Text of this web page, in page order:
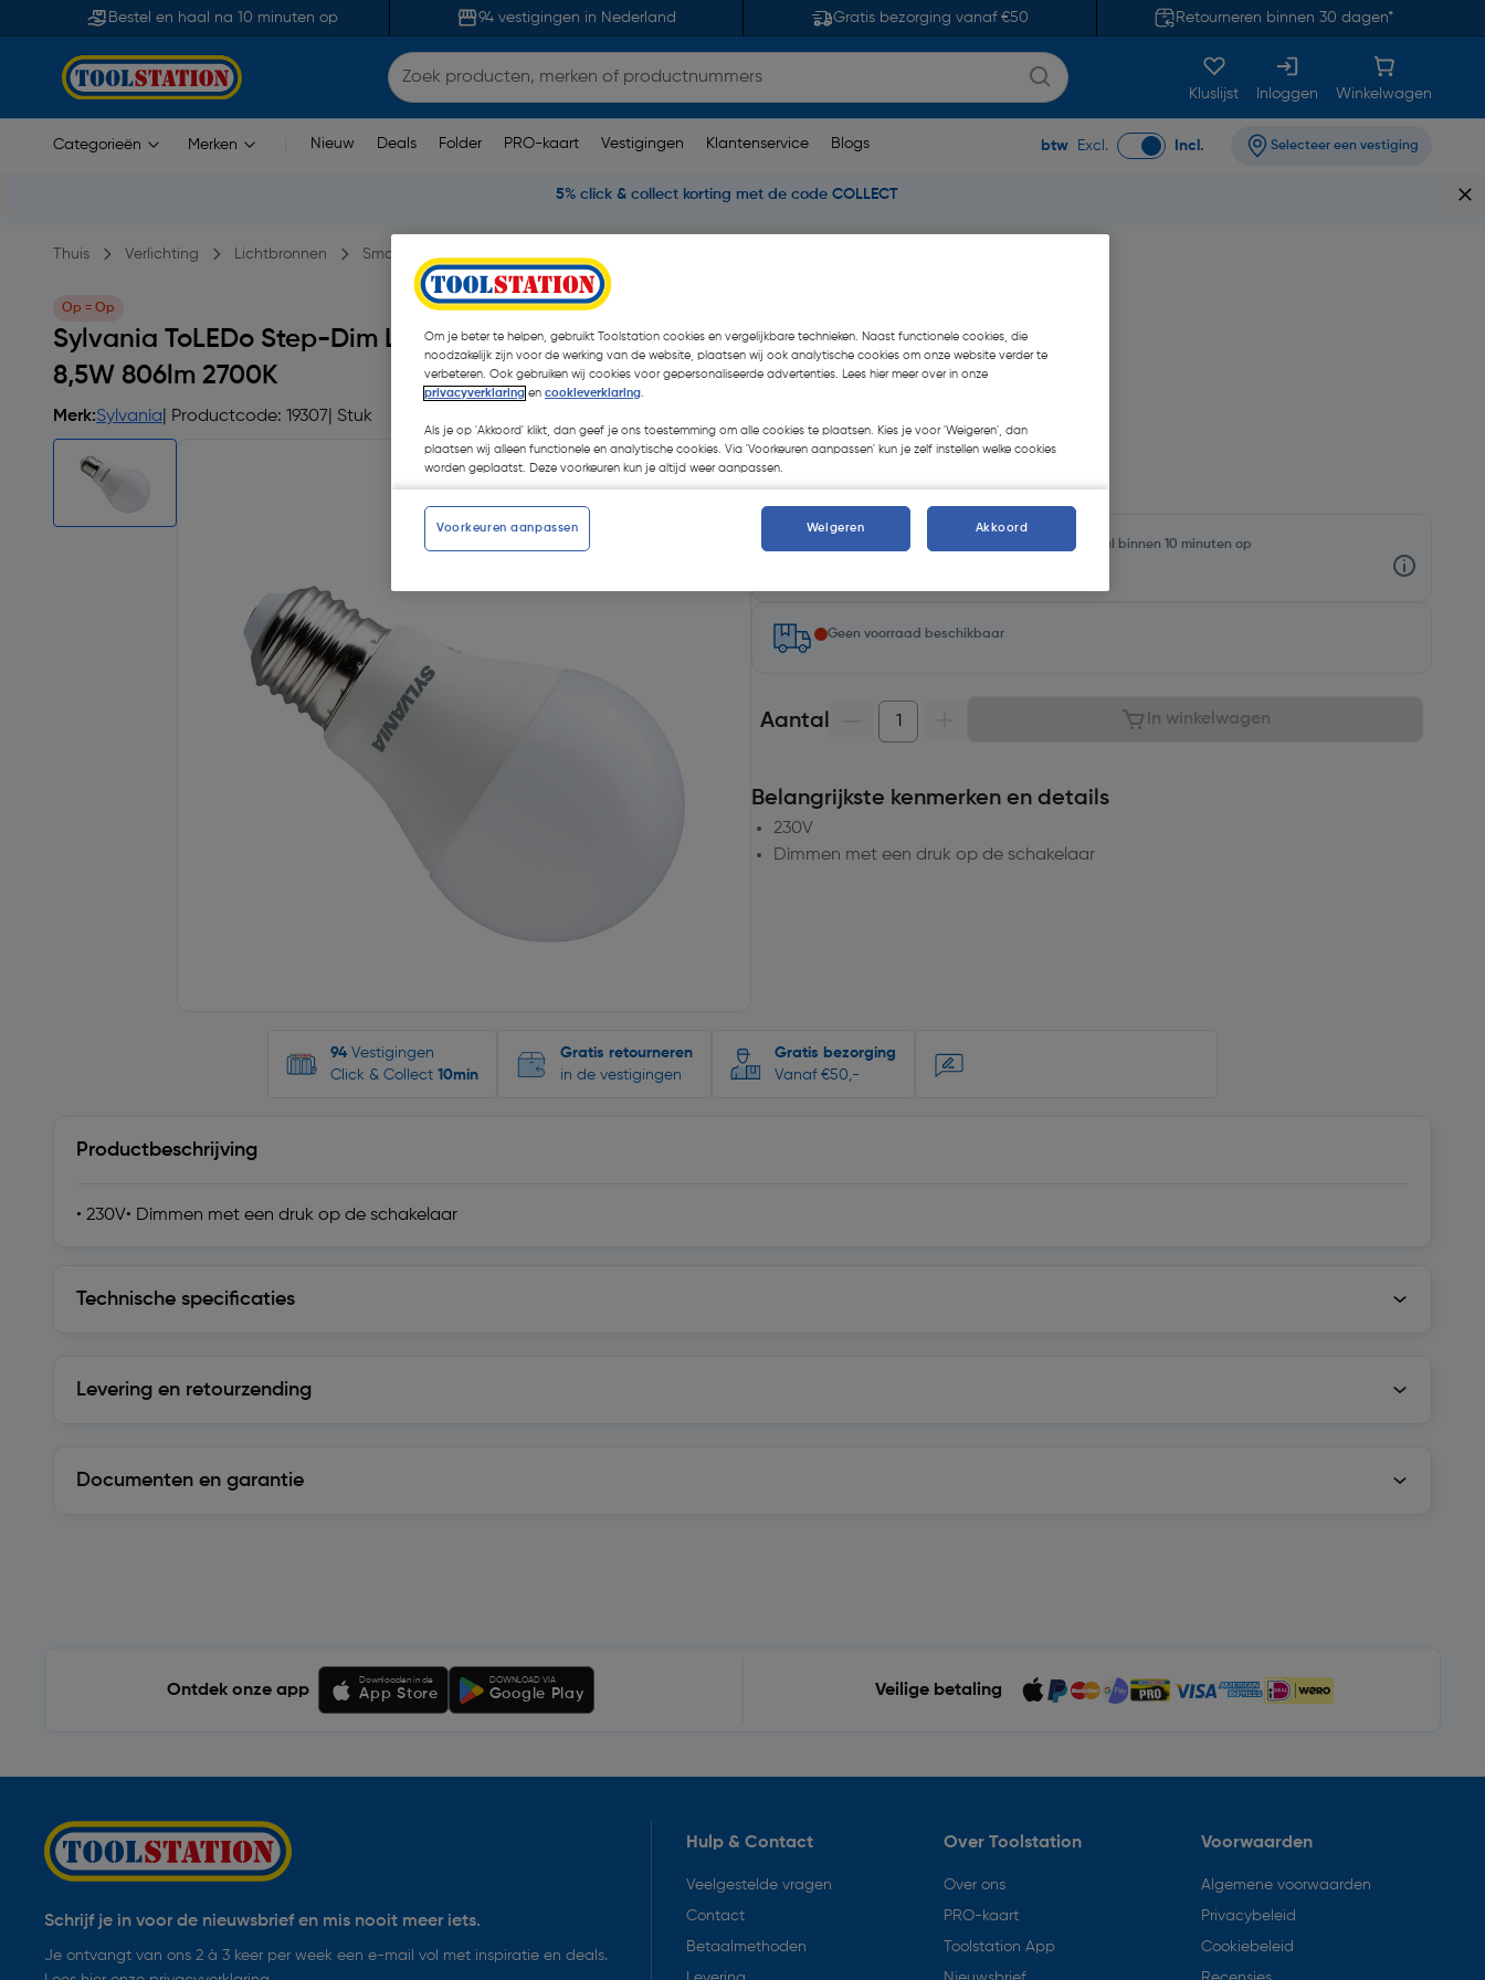
Bestel en haal na 10 minuten op 94 vestigingen in Nederland Gratis bezorging vanaf €50 Retourneren binnen 30 dagen*
Kluslijst Inloggen Winkelwagen
Categorieën Merken Nieuw Deals Folder PRO-kaart Vestigingen Klantenservice Blogs btw Excl. Incl. Selecteer een vestiging
5% click & collect korting met de code COLLECT
Thuis Verlichting Lichtbronnen Smart lampen Sylvania ToLEDo Step-Dim LED lamp standaard E27
Op = Op
Sylvania ToLEDo Step-Dim LED lamp standaard E27
8,5W 806lm 2700K
Merk:Sylvania | Productcode: 19307 | Stuk
€ 0,40
Selecteer winkel - Bekijk voorraadniveaus en haal binnen 10 minuten op
Geen voorraad beschikbaar
Aantal In winkelwagen
Belangrijkste kenmerken en details
230V
Dimmen met een druk op de schakelaar
94 Vestigingen
Click & Collect 10min
Gratis retourneren
in de vestigingen
Gratis bezorging
Vanaf €50,-
Productbeschrijving
• 230V• Dimmen met een druk op de schakelaar
Technische specificaties
Levering en retourzending
Documenten en garantie
Ontdek onze app
Downloaden in de
App Store
DOWNLOAD VIA
Google Play Veilige betaling
Schrijf je in voor de nieuwsbrief en mis nooit meer iets.
Je ontvangt van ons 2 à 3 keer per week een e-mail vol met inspiratie en deals.
Hulp & Contact
Veelgestelde vragen
Contact
Betaalmethoden
Over Toolstation
Over ons
PRO-kaart
Toolstation App
Voorwaarden
Algemene voorwaarden
Privacybeleid
Cookiebeleid
Om je beter te helpen, gebruikt Toolstation cookies en vergelijkbare technieken. Naast functionele cookies, die
noodzakelijk zijn voor de werking van de website, plaatsen wij ook analytische cookies om onze website verder te
verbeteren. Ook gebruiken wij cookies voor gepersonaliseerde advertenties. Lees hier meer over in onze
privacyverklaring en cookieverklaring.
Als je op 'Akkoord' klikt, dan geef je ons toestemming om alle cookies te plaatsen. Kies je voor 'Weigeren', dan
plaatsen wij alleen functionele en analytische cookies. Via 'Voorkeuren aanpassen' kun je zelf instellen welke cookies
worden geplaatst. Deze voorkeuren kun je altijd weer aanpassen.
Voorkeuren aanpassen Weigeren Akkoord